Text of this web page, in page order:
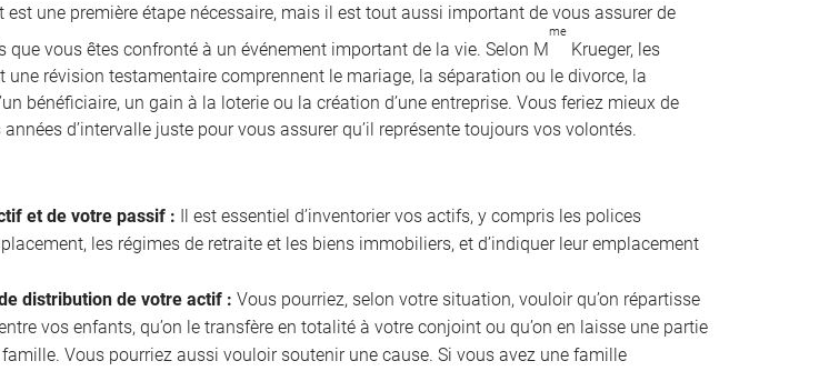
une première étape nécessaire, mais il est tout aussi important de vous assurer de
vous êtes confronté à un événement important de la vie. Selon M
me
Krueger, les
révision testamentaire comprennent le mariage, la séparation ou le divorce, la
bénéficiaire, un gain à la loterie ou la création d’une entreprise. Vous feriez mieux de
d’intervalle juste pour vous assurer qu’il représente toujours vos volontés.
et de votre passif : Il est essentiel d’inventorier vos actifs, y compris les polices
les régimes de retraite et les biens immobiliers, et d’indiquer leur emplacement
distribution de votre actif : Vous pourriez, selon votre situation, vouloir qu’on répartisse
vos enfants, qu’on le transfère en totalité à votre conjoint ou qu’on en laisse une partie
famille. Vous pourriez aussi vouloir soutenir une cause. Si vous avez une famille